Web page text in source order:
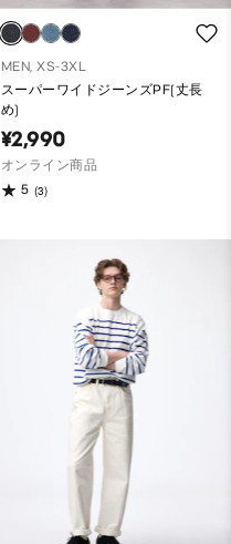
MEN, XS-3XL
スーパーワイドジーンズPF(丈長
め)
¥2,990
オンライン商品
5 (3)